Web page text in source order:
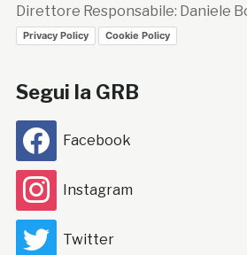
Direttore Responsabile: Daniele
Privacy Policy Cookie Policy
Segui la GRB
Facebook
Instagram
Twitter